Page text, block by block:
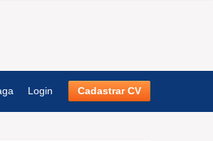
Login Cadastrar CV